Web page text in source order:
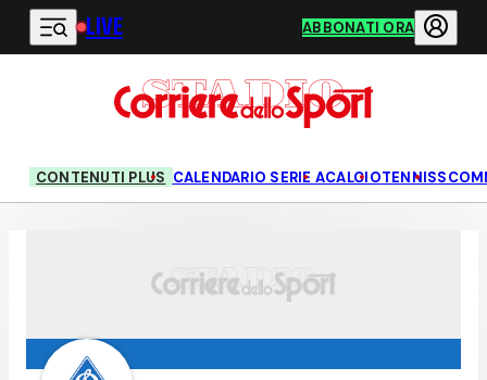
Vai al contenuto principale
LIVE ABBONATI ORA
CONTENUTI PLUS CALENDARIO SERIE ACALCIOTENNIS